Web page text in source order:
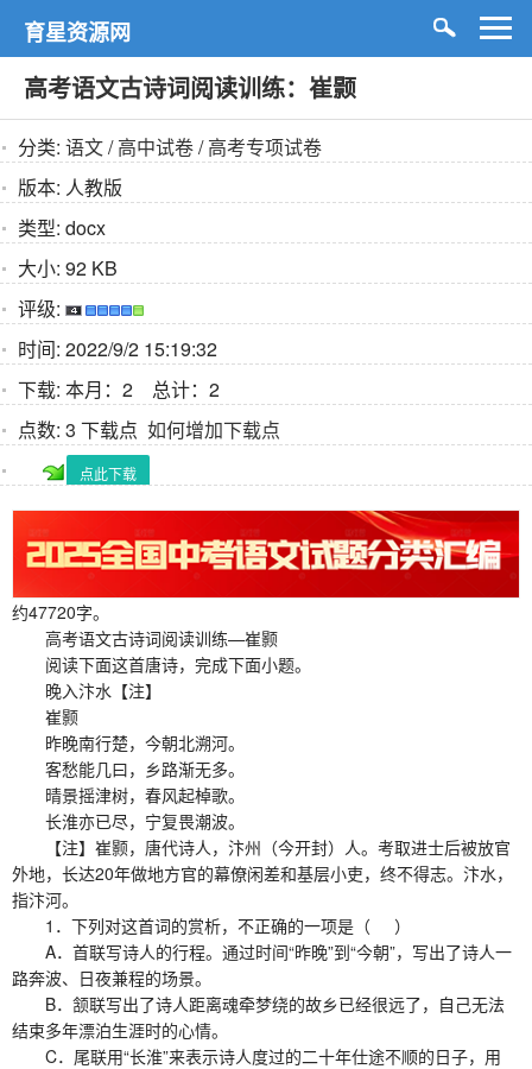
育星资源网
高考语文古诗词阅读训练：崔颢
分类: 语文/高中试卷/高考专项试卷
版本: 人教版
类型: docx
大小: 92 KB
评级:
时间: 2022/9/2 15:19:32
下载: 本月：2 总计：2
点数: 3 下载点 如何增加下载点
点此下载
约47720字。
高考语文古诗词阅读训练—崔颢
阅读下面这首唐诗，完成下面小题。
晚入汴水【注】
崔颢
昨晚南行楚，今朝北溯河。
客愁能几曰，乡路渐无多。
晴景摇津树，春风起棹歌。
长淮亦已尽，宁复畏潮波。
【注】崔颢，唐代诗人，汴州（今开封）人。考取进士后被放官
外地，长达20年做地方官的幕僚闲差和基层小吏，终不得志。汴水，
指汴河。
1．下列对这首词的赏析，不正确的一项是（ ）
A．首联写诗人的行程。通过时间“昨晚”到“今朝”，写出了诗人一
路奔波、日夜兼程的场景。
B．颔联写出了诗人距离魂牵梦绕的故乡已经很远了，自己无法
结束多年漂泊生涯时的心情。
C．尾联用“长淮”来表示诗人度过的二十年仕途不顺的日子，用